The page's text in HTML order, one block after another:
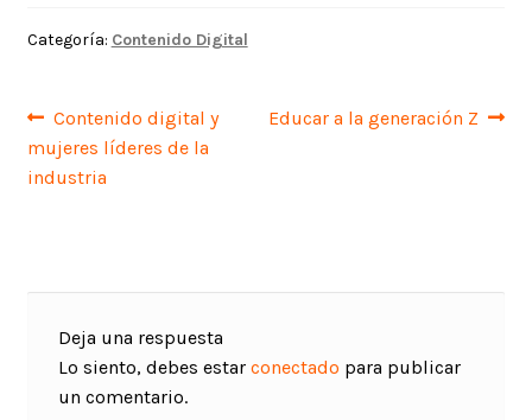
Categoría: Contenido Digital
Navegación
de
entradas
Anterior:
Contenido digital y
mujeres líderes de la
industria
Siguiente:
Educar a la generación Z
Deja una respuesta
Lo siento, debes estar conectado para publicar
un comentario.